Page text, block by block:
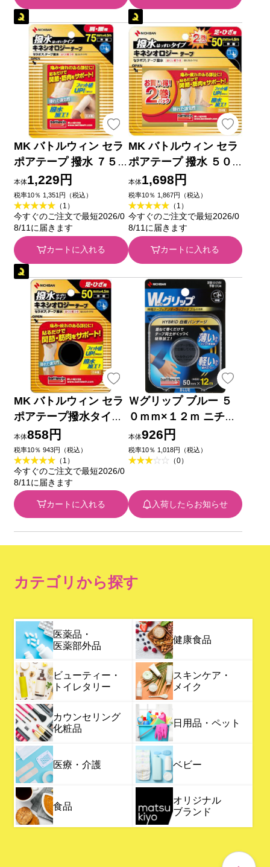
MK バトルウィン セラ
ポアテープ 撥水 ７５
ｍｍ幅 ７５ＭＭＸ４．
５Ｍ ニチバン
本体1,229円
税率10％ 1,351円（税込）
（1）
今すぐのご注文で最短2026/0
8/11に届きます
カートに入れる
MK バトルウィン セラ
ポアテープ 撥水 ５０
ｍｍ幅 ５０ＭＭＸ４．
５Ｍ２個入 ニチバン
本体1,698円
税率10％ 1,867円（税込）
（1）
今すぐのご注文で最短2026/0
8/11に届きます
カートに入れる
MK バトルウィン セラ
ポアテープ撥水タイプ
５０ｍｍ幅 ５０ＭＭＸ
４．５Ｍ ニチバン
本体858円
税率10％ 943円（税込）
（1）
今すぐのご注文で最短2026/0
8/11に届きます
カートに入れる
Ｗグリップ ブルー ５
０ｍｍ×１２ｍ ニチバ
ン
本体926円
税率10％ 1,018円（税込）
（0）
入荷したらお知らせ
カテゴリから探す
医薬品・
医薬部外品
健康食品
ビューティー・
トイレタリー
スキンケア・
メイク
カウンセリング
化粧品
日用品・ペット
医療・介護 ベビー
食品
オリジナル
ブランド